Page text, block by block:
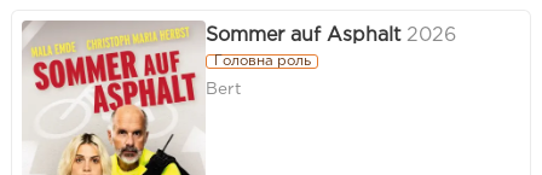
Sommer auf Asphalt 2026
Головна роль
Bert